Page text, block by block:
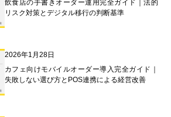
飲食店の手書きオーダー運用完全ガイド｜法的
リスク対策とデジタル移行の判断基準
2026年1月28日
カフェ向けモバイルオーダー導入完全ガイド｜
失敗しない選び方とPOS連携による経営改善